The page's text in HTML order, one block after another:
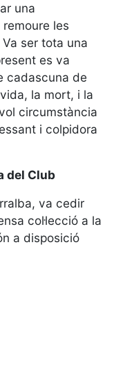
una
les
ser tota una
es va
cadascuna de
la mort, i la
circumstància
i colpidora
del Club
va cedir
col·lecció a la
a disposició